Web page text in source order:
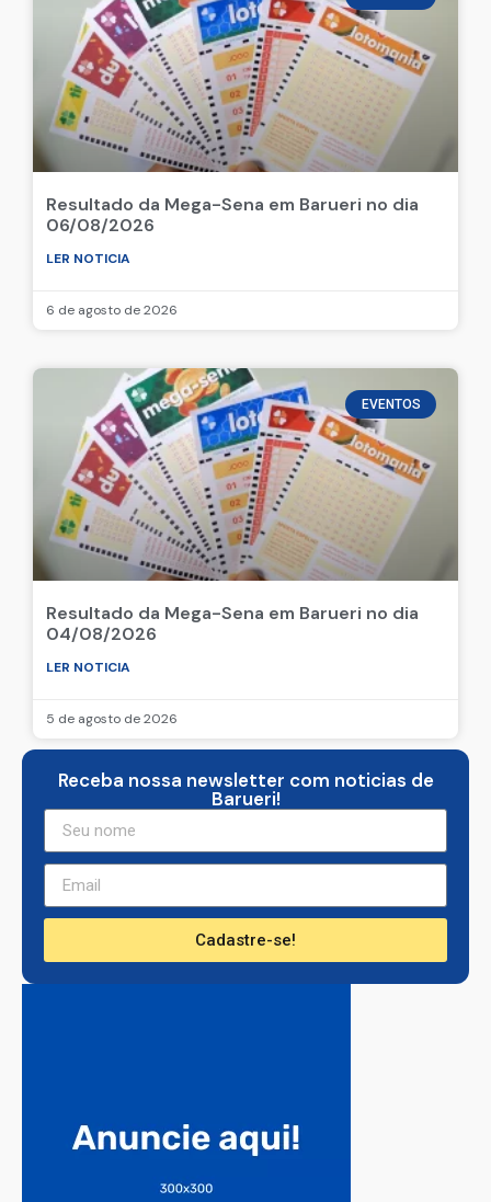
Resultado da Mega-Sena em Barueri no dia
06/08/2026
LER NOTICIA
6 de agosto de 2026
EVENTOS
Resultado da Mega-Sena em Barueri no dia
04/08/2026
LER NOTICIA
5 de agosto de 2026
Receba nossa newsletter com noticias de
Barueri!
Cadastre-se!